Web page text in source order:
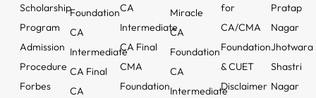
Scholarship
Program
Admission
Procedure
Forbes
Foundation
CA
Intermediate
CA Final
CA
CA
Intermediate
CA Final
CMA
Foundation
Miracle
CA
Foundation
CA
Intermediate
for
CA/CMA
Foundation
& CUET
Disclaimer
Pratap
Nagar
Jhotwara
Shastri
Nagar